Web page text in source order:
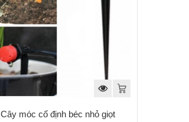
Cây móc cố định béc nhỏ giọt